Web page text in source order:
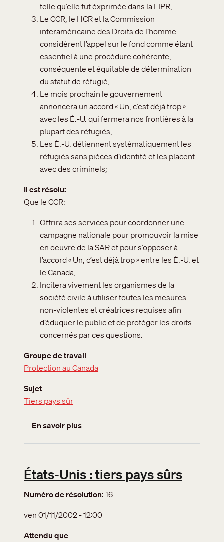
telle qu’elle fut éxprimée dans la LIPR;
Le CCR, le HCR et la Commission
interaméricaine des Droits de l’homme
considèrent l’appel sur le fond comme étant
essentiel à une procédure cohérente,
conséquente et équitable de détermination
du statut de réfugié;
Le mois prochain le gouvernement
annoncera un accord « Un, c’est déjà trop »
avec les É.-U. qui fermera nos frontières à la
plupart des réfugiés;
Les É.-U. détiennent systèmatiquement les
réfugiés sans pièces d’identité et les placent
avec des criminels;
Il est résolu
Que le CCR:
Offrira ses services pour coordonner une
campagne nationale pour promouvoir la mise
en oeuvre de la SAR et pour s’opposer à
l’accord « Un, c’est déjà trop » entre les É.-U. et
le Canada;
Incitera vivement les organismes de la
société civile à utiliser toutes les mesures
non-violentes et créatrices requises afin
d’éduquer le public et de protéger les droits
concernés par ces questions.
Groupe de travail
Protection au Canada
Sujet
Tiers pays sûr
En savoir plussur La SAR et le Protocole d’entente
États-Unis : tiers pays sûrs
Numéro de résolution 16
ven 01/11/2002 - 12:00
Attendu que